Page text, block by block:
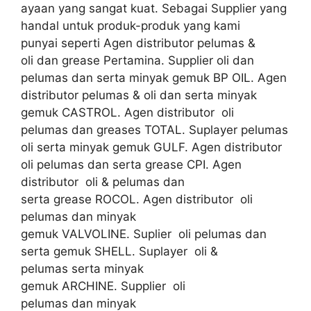
ayaan yang sangat kuat. Sebagai Supplier yang
handal untuk produk-produk yang kami
punyai seperti Agen distributor pelumas &
oli dan grease Pertamina. Supplier oli dan
pelumas dan serta minyak gemuk BP OIL. Agen
distributor pelumas & oli dan serta minyak
gemuk CASTROL. Agen distributor oli
pelumas dan greases TOTAL. Suplayer pelumas
oli serta minyak gemuk GULF. Agen distributor
oli pelumas dan serta grease CPI. Agen
distributor oli & pelumas dan
serta grease ROCOL. Agen distributor oli
pelumas dan minyak
gemuk VALVOLINE. Suplier oli pelumas dan
serta gemuk SHELL. Suplayer oli &
pelumas serta minyak
gemuk ARCHINE. Supplier oli
pelumas dan minyak